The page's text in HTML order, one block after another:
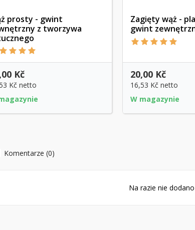
Szybki podgląd
prosty - gwint
z tworzywa
Kč
Kč netto
Szybki
Zagięty wąż -
gwint
20,00 Kč
16,53 Kč netto
W magazynie
Komentarze (0)
Na razie nie